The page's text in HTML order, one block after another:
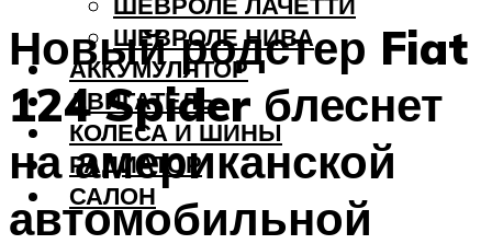
ШЕВРОЛЕ НИВА
АККУМУЛЯТОР
ДВИГАТЕЛЬ
КОЛЕСА И ШИНЫ
РАДИАТОР
САЛОН
Новый родстер Fiat
124 Spider блеснет
на американской
автомобильной